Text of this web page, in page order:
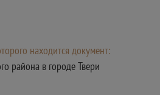
находится документ:
района в городе Твери